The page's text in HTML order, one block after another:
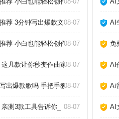
创配乐。但面对市面上层
荐 3分钟写出爆款文章_
08-07
荐 小白也能轻松创作_08-07
几款让你秒变作曲家_08-07
出爆款歌吗 手把手教你玩转AI作歌_
08-07
测3款工具告诉你_ 08-07
AI
免
AI
Ai
AI